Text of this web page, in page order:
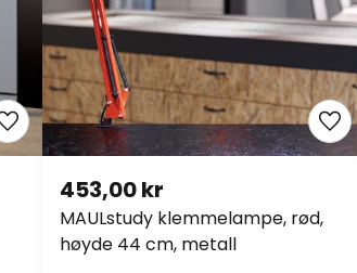
MAULstudy klemmelampe, rød,
høyde 44 cm, metall
453,00 kr